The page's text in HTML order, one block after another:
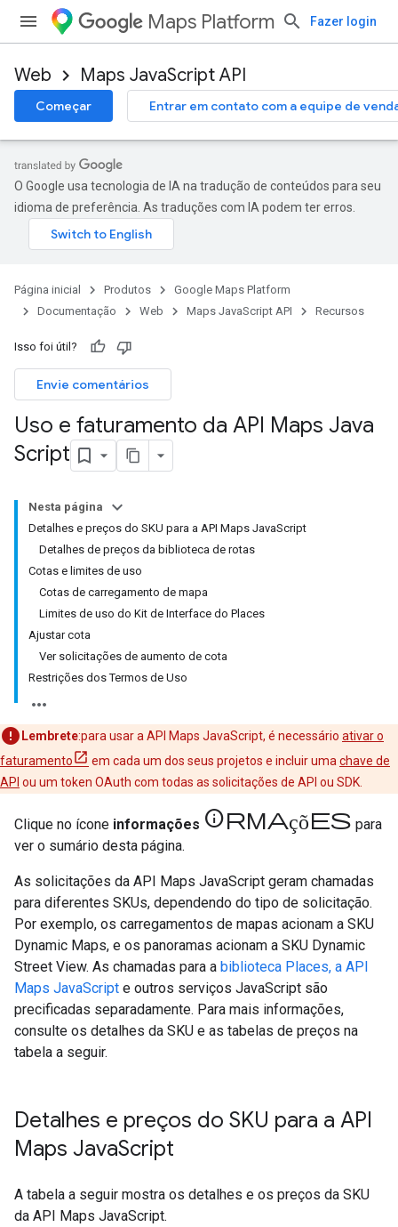
Maps Platform Fazer login
Web Maps JavaScript API
Começar Entrar em contato com a equipe de
O Google usa tecnologia de IA na tradução de conteúdos para seu
idioma de preferência. As traduções com IA podem ter erros.
Página inicial Produtos
Google Maps Platform
Documentação
Web Maps JavaScript API Recursos
Isso foi útil?
Envie comentários
Uso e faturamento da API Maps Java
Script
Nesta página
Detalhes e preços do SKU para a API Maps JavaScript
Detalhes de preços da biblioteca de rotas
Cotas e limites de uso
Cotas de carregamento de mapa
Limites de uso do Kit de Interface do Places
Ajustar cota
Ver solicitações de aumento de cota
Restrições dos Termos de Uso
Lembrete:para usar a API Maps JavaScript, é necessário ativar o
faturamento
em cada um dos seus projetos e incluir uma chave de
API ou um token OAuth com todas as solicitações de API ou SDK.
Clique no ícone informações informações para
ver o sumário desta página.
As solicitações da API Maps JavaScript geram chamadas
para diferentes SKUs, dependendo do tipo de solicitação.
Por exemplo, os carregamentos de mapas acionam a SKU
Dynamic Maps, e os panoramas acionam a SKU Dynamic
Street View. As chamadas para a biblioteca Places, a API
Maps JavaScript e outros serviços JavaScript são
precificadas separadamente. Para mais informações,
consulte os detalhes da SKU e as tabelas de preços na
tabela a seguir.
Detalhes e preços do SKU para a API
Maps JavaScript
A tabela a seguir mostra os detalhes e os preços da SKU
da API Maps JavaScript.